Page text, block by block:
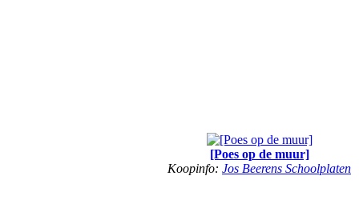
[Poes op de muur]
Koopinfo: Jos Beerens Schoolplaten